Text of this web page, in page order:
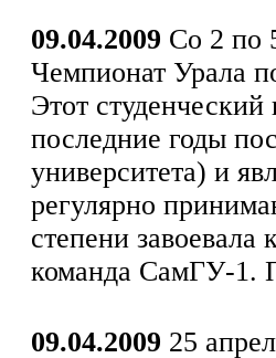
09.04.2009 Со 2 по
Чемпионат Урала
Этот
последние годы
университета) и
регулярно
степени
команда СамГУ-1.
09.04.2009 25